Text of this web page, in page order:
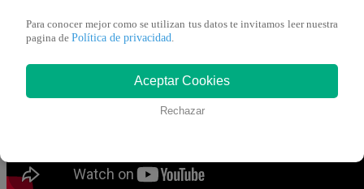
La actriz preparó un buen plato de papardelles en salsa
los jueces determinaron que el suyo fue el mejor de la
Para conocer mejor como se utilizan tus datos te invitamos leer nuestra
pagina de Política de privacidad.
Aceptar Cookies
Rechazar